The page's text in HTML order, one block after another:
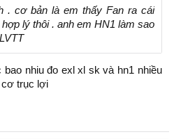
. cơ bản là em thấy Fan ra cái
lý thôi . anh em HN1 làm sao
nhiu đo exl xl sk và hn1 nhiều
cơ trục lợi